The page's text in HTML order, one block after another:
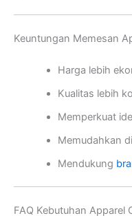
Keuntungan Memesan
Harga lebih
Kualitas lebih
Memperkuat
Memudahkan
Mendukung
FAQ Kebutuhan Apparel